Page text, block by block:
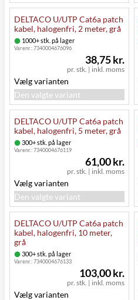
DELTACO U/UTP Cat6a patch
kabel, halogenfri, 2 meter, grå
1000+ stk. på lager
Varenr.:7340004676096
pr. stk. | inkl. moms
38,75 kr.
Vælg varianten
Den valgte variant
DELTACO U/UTP Cat6a patch
kabel, halogenfri, 5 meter, grå
300+ stk. på lager
Varenr.:7340004676119
pr. stk. | inkl. moms
61,00 kr.
Vælg varianten
Den valgte variant
DELTACO U/UTP Cat6a patch
kabel, halogenfri, 10 meter,
grå
300+ stk. på lager
Varenr.:7340004676133
pr. stk. | inkl. moms
103,00 kr.
Vælg varianten